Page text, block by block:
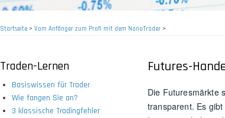
Startseite> Vom Anfänger zum Profi mit dem NanoTrader >
Traden-Lernen
Basiswissen für Trader
Wie fangen Sie an?
3 klassische Tradingfehler
Futures-
Die Futuresmärkte
transparent. Es